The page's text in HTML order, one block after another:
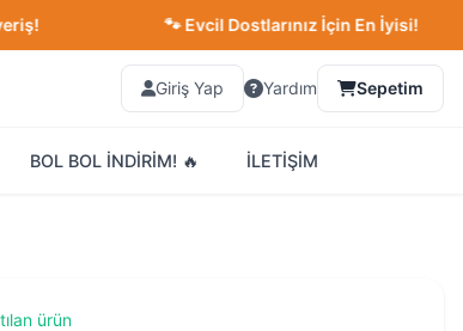
🐾 Evcil Dostlarınız İçin En İyisi!
Giriş Yap Yardım Sepetim
BOL BOL İNDİRİM! 🔥 İLETİŞİM
ürün